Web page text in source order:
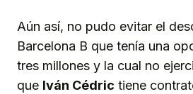
Aún así, no pudo evitar el
Barcelona B que tenía una
tres millones y la cual no
que Iván Cédric tiene